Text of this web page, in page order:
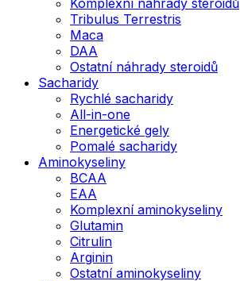
Tribulus Terrestris
Maca
DAA
Ostatní náhrady steroidů
Sacharidy
Rychlé sacharidy
All-in-one
Energetické gely
Pomalé sacharidy
Aminokyseliny
BCAA
EAA
Komplexní aminokyseliny
Glutamin
Citrulin
Arginin
Ostatní aminokyseliny